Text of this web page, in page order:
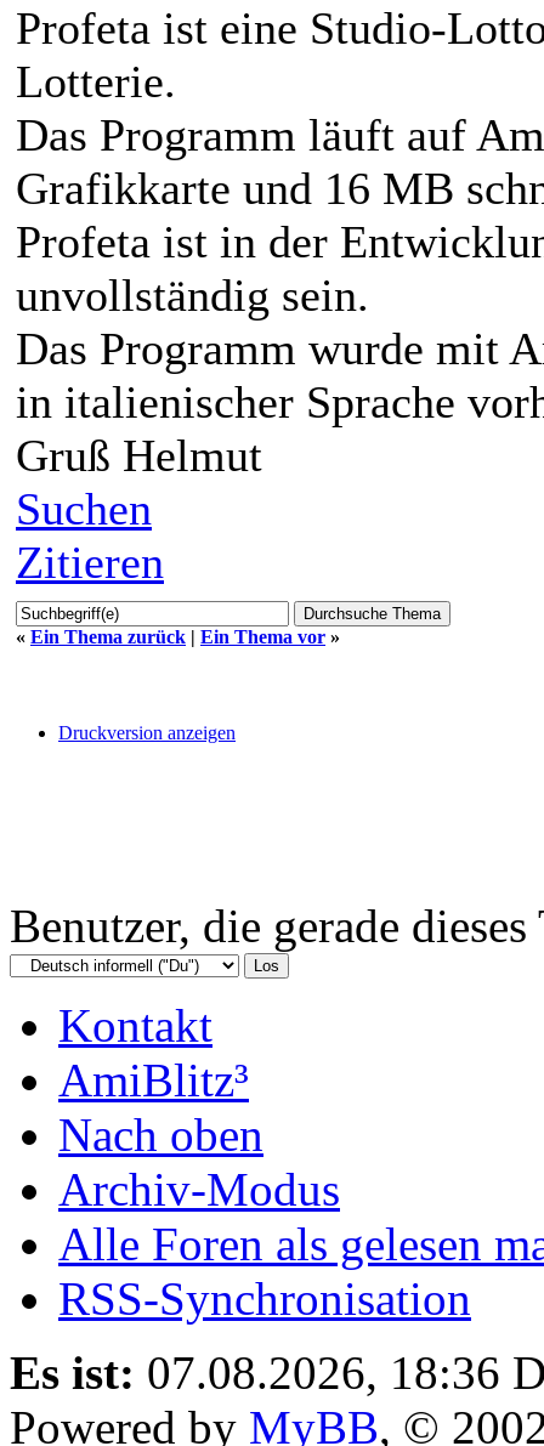
Profeta ist eine Studio-
Lotterie.
Das Programm läuft auf
Grafikkarte und 16 MB
Profeta ist in der
unvollständig sein.
Das Programm wurde mit
in italienischer Sprache
Gruß Helmut
Suchen
Zitieren
« Ein Thema zurück | Ein Thema vor »
Druckversion anzeigen
Benutzer, die gerade
Kontakt
AmiBlitz³
Nach oben
Archiv-Modus
Alle Foren als gelesen
RSS-Synchronisation
Es ist: 07.08.2026, 18:36
Powered by MyBB, ©